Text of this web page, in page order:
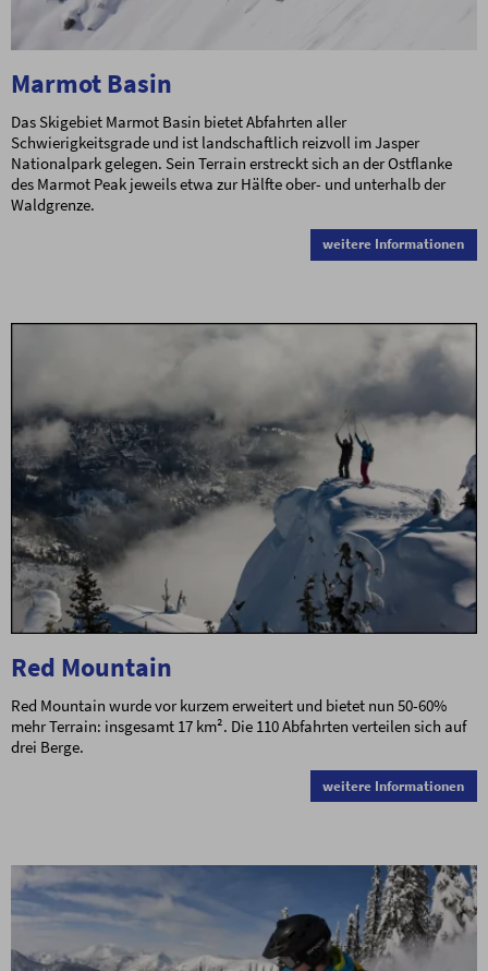
Marmot Basin
Das Skigebiet Marmot Basin bietet Abfahrten aller
Schwierigkeitsgrade und ist landschaftlich reizvoll im Jasper
Nationalpark gelegen. Sein Terrain erstreckt sich an der Ostflanke
des Marmot Peak jeweils etwa zur Hälfte ober- und unterhalb der
Waldgrenze.
weitere Informationen
Red Mountain
Red Mountain wurde vor kurzem erweitert und bietet nun 50-60%
mehr Terrain: insgesamt 17 km². Die 110 Abfahrten verteilen sich auf
drei Berge.
weitere Informationen